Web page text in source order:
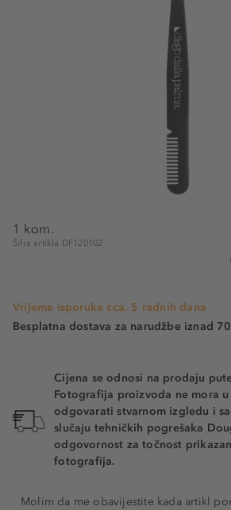
1 kom.
Šifra artikla DF120102
Vrijeme isporuke cca. 5 radnih dana
Besplatna dostava za narudžbe iznad 70
Cijena se odnosi na prodaju
Fotografija proizvoda ne mora
odgovarati stvarnom izgledu i
slučaju tehničkih pogrešaka
odgovornost za točnost
fotografija.
Molim da me obavijestite kada artikl